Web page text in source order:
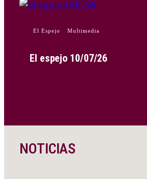
El Espejo Multimedia
El espejo 10/07/26
NOTICIAS